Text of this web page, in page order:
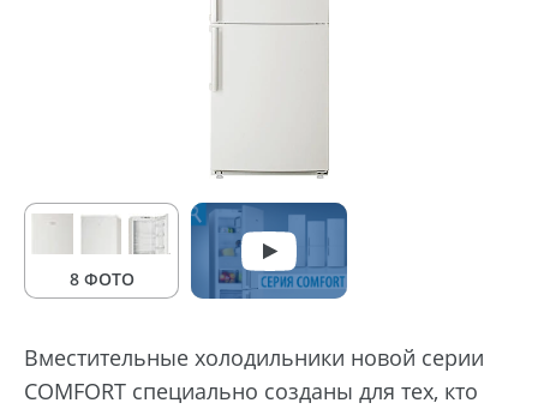
8 ФОТО
Вместительные холодильники новой серии
COMFORT специально созданы для тех, кто